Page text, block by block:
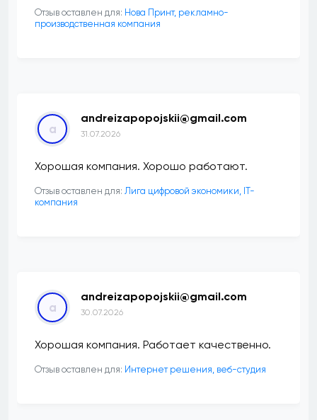
Отзыв оставлен для: Нова Принт, рекламно-
производственная компания
a
andreizapopojskii@gmail.com
31.07.2026
Хорошая компания. Хорошо работают.
Отзыв оставлен для: Лига цифровой экономики, IT-
компания
a
andreizapopojskii@gmail.com
30.07.2026
Хорошая компания. Работает качественно.
Отзыв оставлен для: Интернет решения, веб-студия